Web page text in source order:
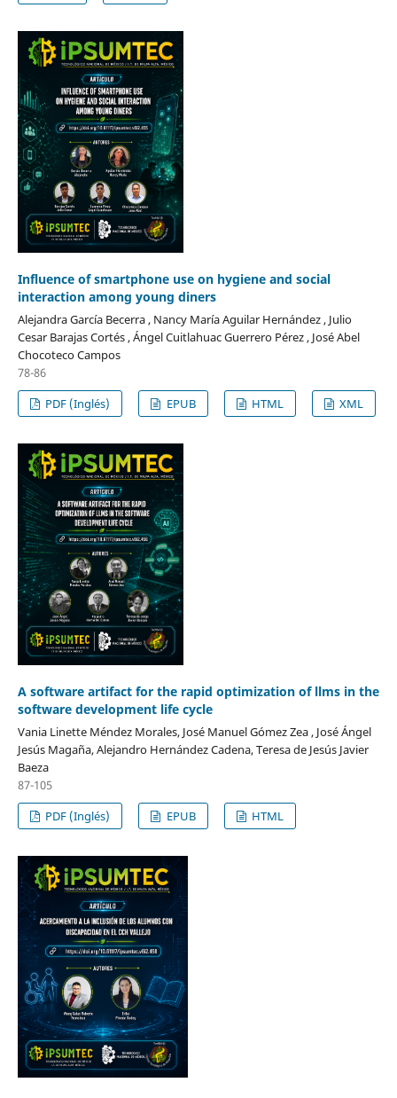
Influence of smartphone use on hygiene and social
interaction among young diners
Alejandra García Becerra , Nancy María Aguilar Hernández , Julio
Cesar Barajas Cortés , Ángel Cuitlahuac Guerrero Pérez , José Abel
Chocoteco Campos
78-86
PDF (Inglés)
EPUB HTML XML
A software artifact for the rapid optimization of llms in the
software development life cycle
Vania Linette Méndez Morales, José Manuel Gómez Zea , José Ángel
Jesús Magaña, Alejandro Hernández Cadena, Teresa de Jesús Javier
Baeza
87-105
PDF (Inglés)
EPUB HTML